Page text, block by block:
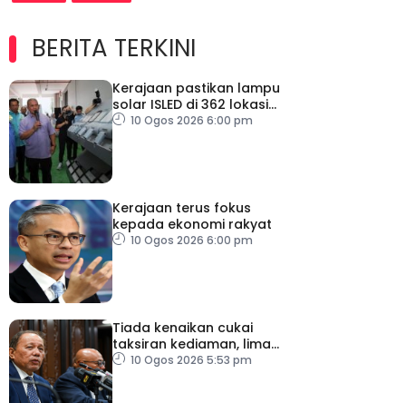
BERITA TERKINI
Kerajaan pastikan lampu
solar ISLED di 362 lokasi
berkualiti, selamat
10 Ogos 2026 6:00 pm
Kerajaan terus fokus
kepada ekonomi rakyat
10 Ogos 2026 6:00 pm
Tiada kenaikan cukai
taksiran kediaman, lima
tahun akan datang
10 Ogos 2026 5:53 pm